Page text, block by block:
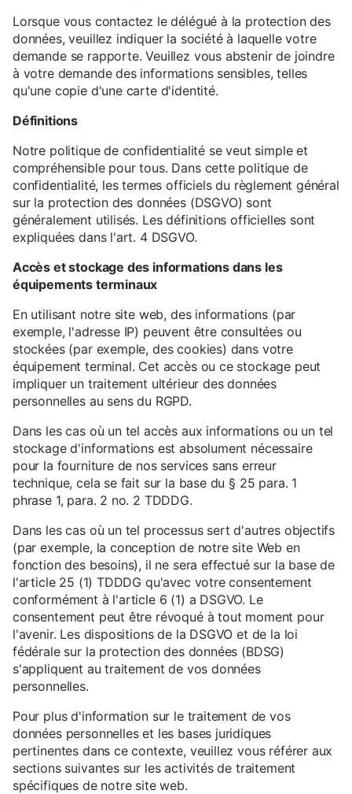
Lorsque vous contactez le délégué à la protection des
données, veuillez indiquer la société à laquelle votre
demande se rapporte. Veuillez vous abstenir de joindre
à votre demande des informations sensibles, telles
qu'une copie d'une carte d'identité.
Définitions
Notre politique de confidentialité se veut simple et
compréhensible pour tous. Dans cette politique de
confidentialité, les termes officiels du règlement général
sur la protection des données (DSGVO) sont
généralement utilisés. Les définitions officielles sont
expliquées dans l'art. 4 DSGVO.
Accès et stockage des informations dans les
équipements terminaux
En utilisant notre site web, des informations (par
exemple, l'adresse IP) peuvent être consultées ou
stockées (par exemple, des cookies) dans votre
équipement terminal. Cet accès ou ce stockage peut
impliquer un traitement ultérieur des données
personnelles au sens du RGPD.
Dans les cas où un tel accès aux informations ou un tel
stockage d'informations est absolument nécessaire
pour la fourniture de nos services sans erreur
technique, cela se fait sur la base du § 25 para. 1
phrase 1, para. 2 no. 2 TDDDG.
Dans les cas où un tel processus sert d'autres objectifs
(par exemple, la conception de notre site Web en
fonction des besoins), il ne sera effectué sur la base de
l'article 25 (1) TDDDG qu'avec votre consentement
conformément à l'article 6 (1) a DSGVO. Le
consentement peut être révoqué à tout moment pour
l'avenir. Les dispositions de la DSGVO et de la loi
fédérale sur la protection des données (BDSG)
s'appliquent au traitement de vos données
personnelles.
Pour plus d'information sur le traitement de vos
données personnelles et les bases juridiques
pertinentes dans ce contexte, veuillez vous référer aux
sections suivantes sur les activités de traitement
spécifiques de notre site web.